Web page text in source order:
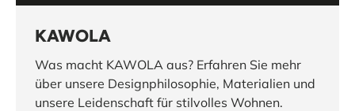
KAWOLA
Was macht KAWOLA aus? Erfahren Sie mehr
über unsere Designphilosophie, Materialien und
unsere Leidenschaft für stilvolles Wohnen.